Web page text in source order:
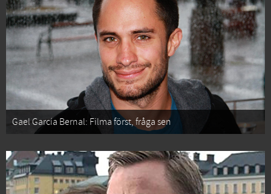
Gael García Bernal: Filma först, fråga sen